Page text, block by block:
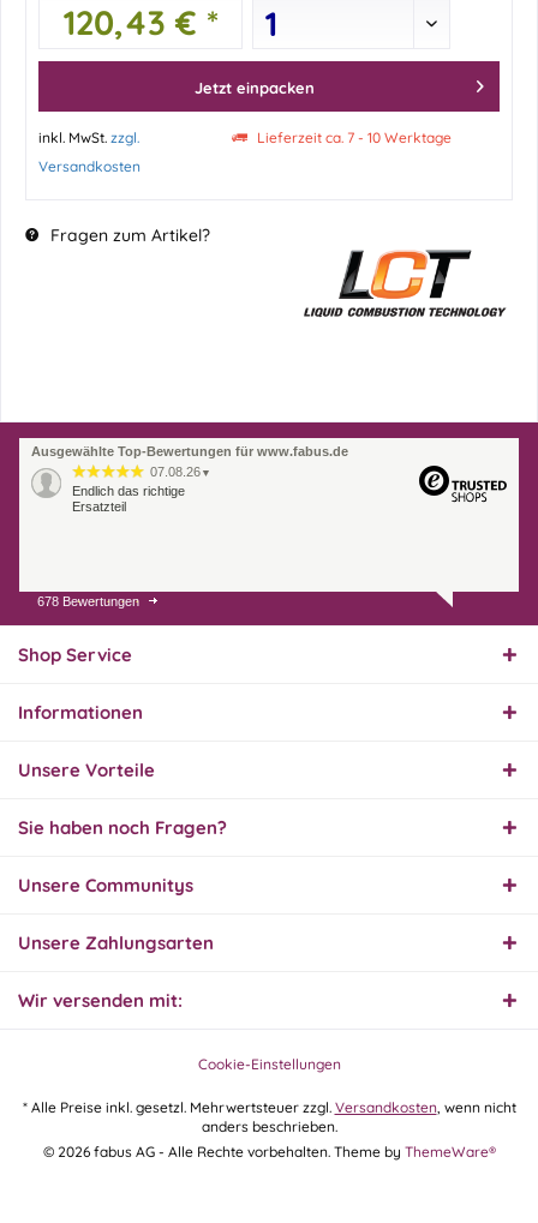
120,43 € *
Jetzt einpacken
inkl. MwSt. zzgl.
Versandkosten
Lieferzeit ca. 7 - 10 Werktage
Fragen zum Artikel?
Ausgewählte Top-Bewertungen für www.fabus.de
07.08.26 ▼
Endlich das richtige
Ersatzteil
01.08.26
Innerhalb 2 Tagen Ware
Super schnelle Lieferung,
Produkt und Preis
30.07.26
29.07.26▼
678 Bewertungen
Shop Service
Informationen
Unsere Vorteile
Sie haben noch Fragen?
Unsere Communitys
Unsere Zahlungsarten
Wir versenden mit:
Cookie-Einstellungen
* Alle Preise inkl. gesetzl. Mehrwertsteuer zzgl. Versandkosten, wenn nicht
anders beschrieben.
© 2026 fabus AG - Alle Rechte vorbehalten. Theme by ThemeWare®